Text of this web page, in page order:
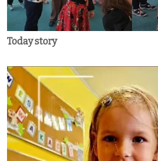
Today story